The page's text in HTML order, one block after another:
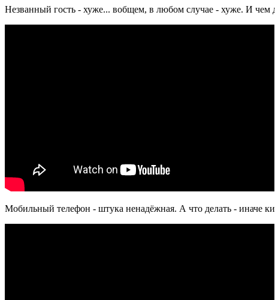
Незванный гость - хуже... вобщем, в любом случае - хуже. И чем
Мобильный телефон - штука ненадёжная. А что делать - иначе